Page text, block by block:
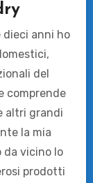
dieci anni ho
del
comprende
altri grandi
la mia
da vicino lo
prodotti